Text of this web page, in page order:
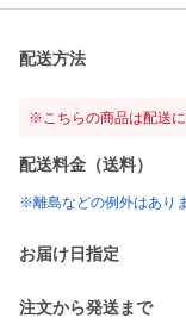
配送方法
※こちらの商品は配送
配送料金（送料）
※離島などの例外はあり
お届け日指定
注文から発送まで